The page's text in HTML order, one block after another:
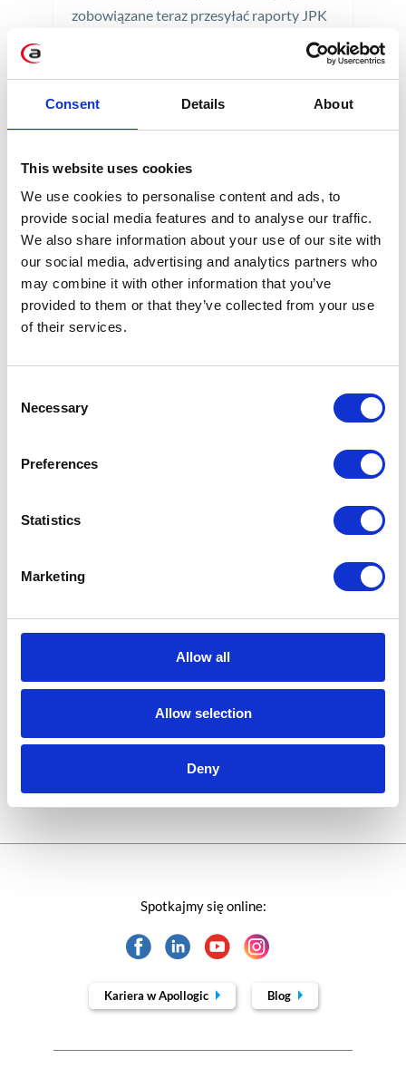
Consent Details About
This website uses cookies
We use cookies to personalise content and ads, to
provide social media features and to analyse our traffic.
We also share information about your use of our site with
our social media, advertising and analytics partners who
may combine it with other information that you’ve
provided to them or that they’ve collected from your use
of their services.
Selection
Necessary
Preferences
Statistics
Marketing
Allow all
Allow selection
Deny
zobowiązane teraz przesyłać raporty JPK
2 min
KATEGORIE
Baza wiedzy
E-booki
Porady karierowe
Spotkajmy się online:
Kariera w Apollogic Blog